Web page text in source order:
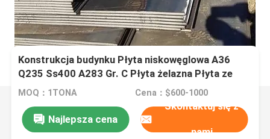
Konstrukcja budynku Płyta niskowęglowa A36
Q235 Ss400 A283 Gr. C Płyta żelazna Płyta ze
stali miękkiej Blacha
MOQ：1TONA Cena：$600-1000
Najlepsza cena
Skontaktuj się z
nami